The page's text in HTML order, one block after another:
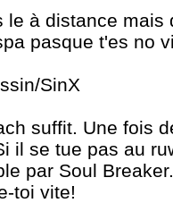
le à distance mais
pasque t'es no
SinX
suffit. Une fois
il se tue pas au
par Soul
toi vite!